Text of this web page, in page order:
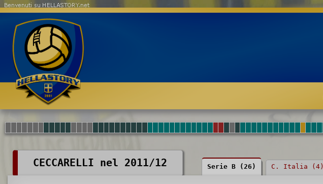
Benvenuti su HELLASTORY.net
CECCARELLI nel 2011/12 Serie B (26) C. Italia (4)